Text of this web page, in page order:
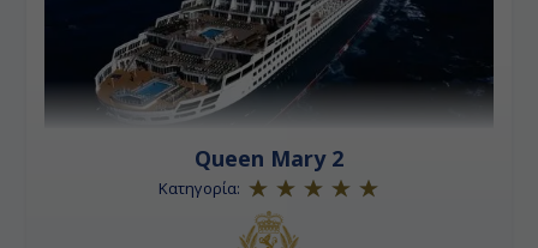
Queen Mary 2
Κατηγορία: